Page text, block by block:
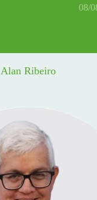
08/
Alan Ribeiro